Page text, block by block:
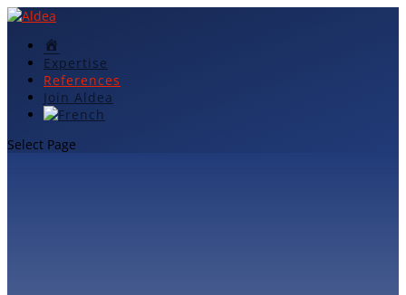
Expertise
References
Join Aldea
Select Page